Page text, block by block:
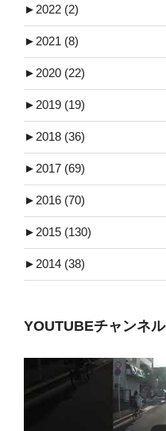
► 2022 (2)
► 2021 (8)
► 2020 (22)
► 2019 (19)
► 2018 (36)
► 2017 (69)
► 2016 (70)
► 2015 (130)
► 2014 (38)
YOUTUBEチャンネル